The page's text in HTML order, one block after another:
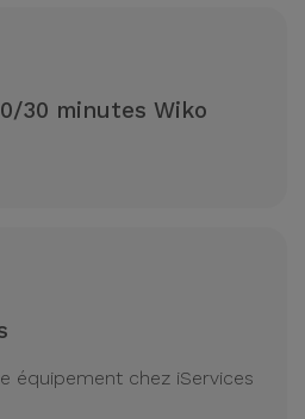
30 minutes Wiko
équipement chez iServices